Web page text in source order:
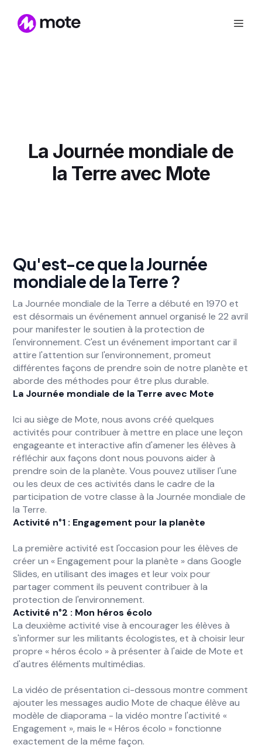
La Journée mondiale de
la Terre avec Mote
Qu'est-ce que la Journée
mondiale de la Terre ?
La Journée mondiale de la Terre a débuté en 1970 et
est désormais un événement annuel organisé le 22 avril
pour manifester le soutien à la protection de
l'environnement. C'est un événement important car il
attire l'attention sur l'environnement, promeut
différentes façons de prendre soin de notre planète et
aborde des méthodes pour être plus durable.
La Journée mondiale de la Terre avec Mote
Ici au siège de Mote, nous avons créé quelques
activités pour contribuer à mettre en place une leçon
engageante et interactive afin d'amener les élèves à
réfléchir aux façons dont nous pouvons aider à
prendre soin de la planète. Vous pouvez utiliser l'une
ou les deux de ces activités dans le cadre de la
participation de votre classe à la Journée mondiale de
la Terre.
Activité n°1 : Engagement pour la planète
La première activité est l'occasion pour les élèves de
créer un « Engagement pour la planète » dans Google
Slides, en utilisant des images et leur voix pour
partager comment ils peuvent contribuer à la
protection de l'environnement.
Activité n°2 : Mon héros écolo
La deuxième activité vise à encourager les élèves à
s'informer sur les militants écologistes, et à choisir leur
propre « héros écolo » à présenter à l'aide de Mote et
d'autres éléments multimédias.
La vidéo de présentation ci-dessous montre comment
ajouter les messages audio Mote de chaque élève au
modèle de diaporama - la vidéo montre l'activité «
Engagement », mais le « Héros écolo » fonctionne
exactement de la même façon.